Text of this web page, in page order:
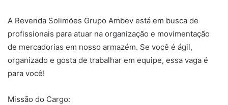
A Revenda Solimões Grupo Ambev está em busca de
profissionais para atuar na organização e movimentação
de mercadorias em nosso armazém. Se você é ágil,
organizado e gosta de trabalhar em equipe, essa vaga é
para você!
Missão do Cargo: